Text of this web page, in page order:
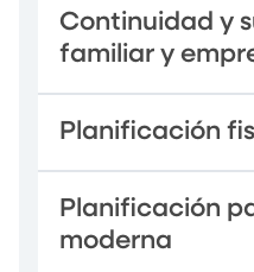
Continuidad y
familiar y
Planificación
Planificación
moderna